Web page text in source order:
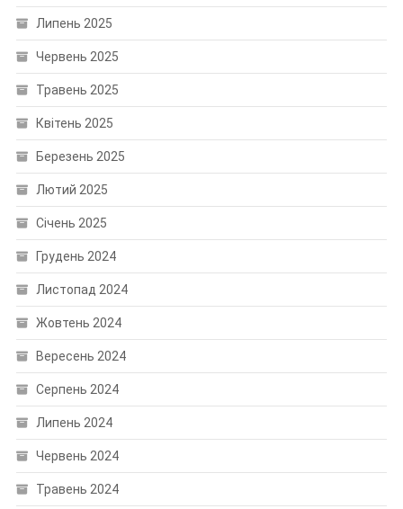
Липень 2025
Червень 2025
Травень 2025
Квітень 2025
Березень 2025
Лютий 2025
Січень 2025
Грудень 2024
Листопад 2024
Жовтень 2024
Вересень 2024
Серпень 2024
Липень 2024
Червень 2024
Травень 2024